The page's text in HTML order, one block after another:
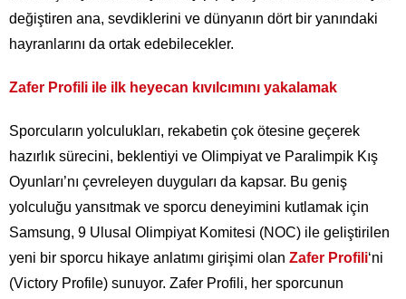
değiştiren ana, sevdiklerini ve dünyanın dört bir yanındaki
hayranlarını da ortak edebilecekler.
Zafer Profili ile ilk heyecan kıvılcımını yakalamak
Sporcuların yolculukları, rekabetin çok ötesine geçerek
hazırlık sürecini, beklentiyi ve Olimpiyat ve Paralimpik Kış
Oyunları’nı çevreleyen duyguları da kapsar. Bu geniş
yolculuğu yansıtmak ve sporcu deneyimini kutlamak için
Samsung, 9 Ulusal Olimpiyat Komitesi (NOC) ile geliştirilen
yeni bir sporcu hikaye anlatımı girişimi olan Zafer Profili‘ni
(Victory Profile) sunuyor. Zafer Profili, her sporcunun